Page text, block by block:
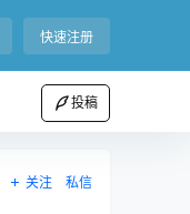
快速注册
投稿
关注 私信